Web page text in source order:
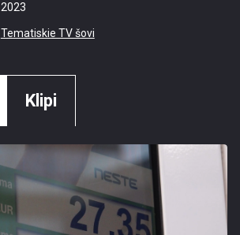
2023
Tematiskie TV šovi
Klipi